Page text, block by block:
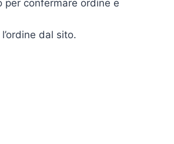
per confermare ordine e
dal sito.